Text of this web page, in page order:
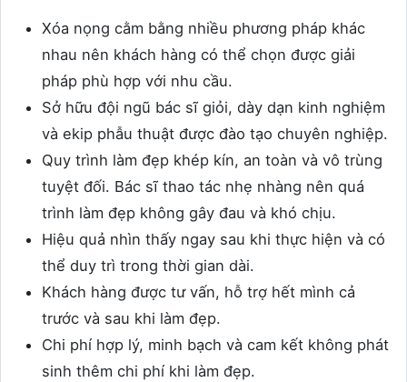
Xóa nọng cằm bằng nhiều phương pháp khác
nhau nên khách hàng có thể chọn được giải
pháp phù hợp với nhu cầu.
Sở hữu đội ngũ bác sĩ giỏi, dày dạn kinh nghiệm
và ekip phẫu thuật được đào tạo chuyên nghiệp.
Quy trình làm đẹp khép kín, an toàn và vô trùng
tuyệt đối. Bác sĩ thao tác nhẹ nhàng nên quá
trình làm đẹp không gây đau và khó chịu.
Hiệu quả nhìn thấy ngay sau khi thực hiện và có
thể duy trì trong thời gian dài.
Khách hàng được tư vấn, hỗ trợ hết mình cả
trước và sau khi làm đẹp.
Chi phí hợp lý, minh bạch và cam kết không phát
sinh thêm chi phí khi làm đẹp.